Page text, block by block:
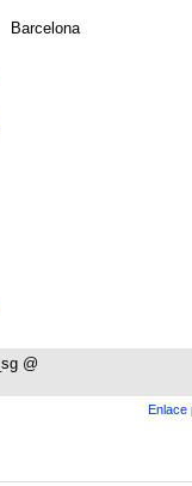
Barcelona
@
Enlace